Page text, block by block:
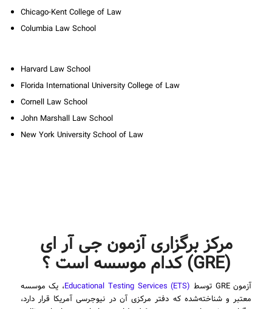
Chicago-Kent College of Law
Columbia Law School
Harvard Law School
Florida International University College of Law
Cornell Law School
John Marshall Law School
New York University School of Law
مرکز برگزاری آزمون جی آر ای
(GRE) کدام موسسه است ؟
آزمون GRE توسط (Educational Testing Services (ETS
، یک موسسه
معتبر و شناخته‌شده که دفتر مرکزی آن در نیوجرسی آمریکا قرار دارد،